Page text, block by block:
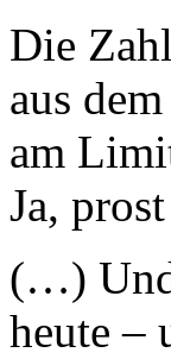
Die
aus
am
Ja,
(…) Und
heute –